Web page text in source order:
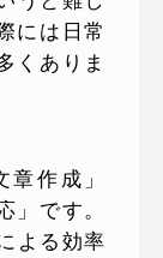
には日常
くありま
作成」
」です。
よる効率